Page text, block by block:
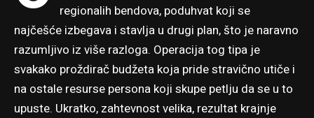
regionalih bendova, poduhvat koji se
najčešće izbegava i stavlja u drugi plan, što je naravno
razumljivo iz više razloga. Operacija tog tipa je
svakako proždirač budžeta koja pride stravično utiče i
na ostale resurse persona koji skupe petlju da se u to
upuste. Ukratko, zahtevnost velika, rezultat krajnje